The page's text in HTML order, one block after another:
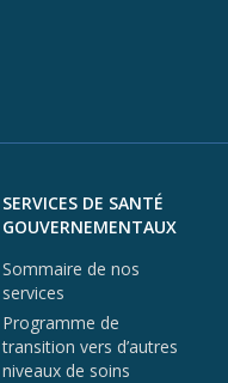
SERVICES DE SANTÉ
GOUVERNEMENTAUX
Sommaire de nos
services
Programme de
transition vers d’autres
niveaux de soins